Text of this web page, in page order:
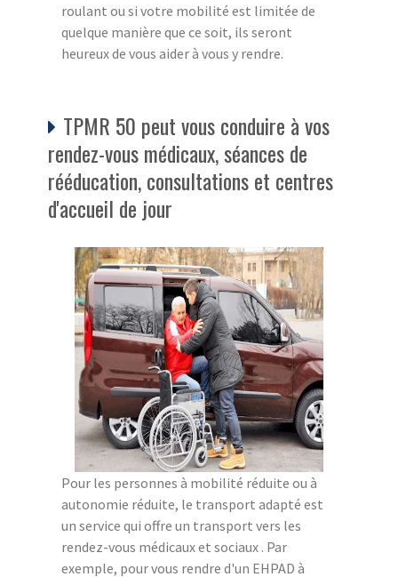
roulant ou si votre mobilité est limitée de
quelque manière que ce soit, ils seront
heureux de vous aider à vous y rendre.
TPMR 50 peut vous conduire à vos
rendez-vous médicaux, séances de
rééducation, consultations et centres
d'accueil de jour
Pour les personnes à mobilité réduite ou à
autonomie réduite, le transport adapté est
un service qui offre un transport vers les
rendez-vous médicaux et sociaux . Par
exemple, pour vous rendre d'un EHPAD à